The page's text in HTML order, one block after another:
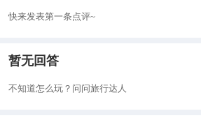
快来发表第一条点评~
暂无回答
不知道怎么玩？问问旅行达人